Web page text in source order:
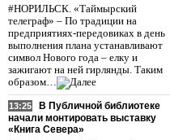
#НОРИЛЬСК. «Таймырский
телеграф» – По традиции на
предприятиях-передовиках в день
выполнения плана устанавливают
символ Нового года – елку и
зажигают на ней гирлянды. Таким
образом…
13:25
В Публичной библиотеке
начали монтировать выставку
«Книга Севера»